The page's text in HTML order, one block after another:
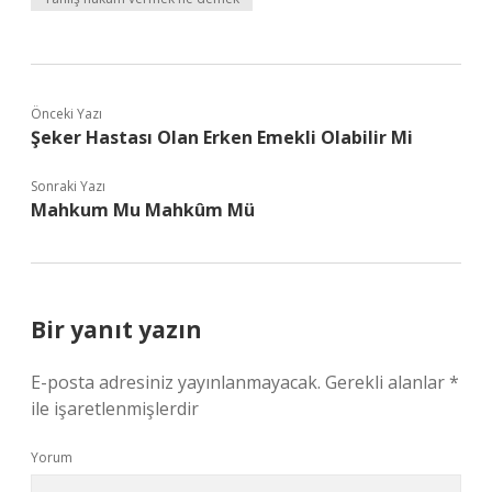
Önceki Yazı
Şeker Hastası Olan Erken Emekli Olabilir Mi
Sonraki Yazı
Mahkum Mu Mahkûm Mü
Bir yanıt yazın
E-posta adresiniz yayınlanmayacak. Gerekli alanlar*
ile işaretlenmişlerdir
Yorum